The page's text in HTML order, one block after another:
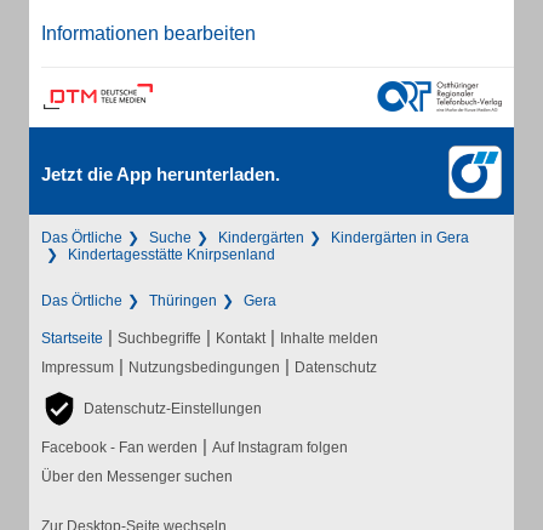
Informationen bearbeiten
Jetzt die App herunterladen.
Das Örtliche Suche Kindergärten
Kindergärten in Gera
Kindertagesstätte Knirpsenland
Das Örtliche Thüringen Gera
Startseite | Suchbegriffe | Kontakt | Inhalte melden
Impressum | Nutzungsbedingungen | Datenschutz
Datenschutz-Einstellungen
Facebook - Fan werden | Auf Instagram folgen
Über den Messenger suchen
Zur Desktop-Seite wechseln